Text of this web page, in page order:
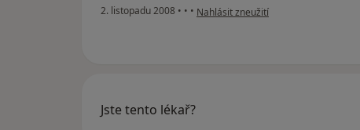
2. listopadu 2008 • • • podle názoru uživatele pup
Nahlásit zneužití
Jste tento lékař?